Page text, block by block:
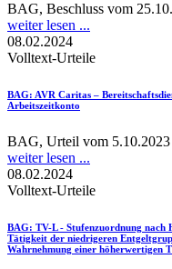
BAG, Beschluss vom
weiter lesen ...
08.02.2024
Volltext-Urteile
BAG: AVR Caritas –
Arbeitszeitkonto
BAG, Urteil vom
weiter lesen ...
08.02.2024
Volltext-Urteile
BAG: TV-L - Stufenzuordnung nach
Tätigkeit der niedrigeren
Wahrnehmung einer höherwertigen